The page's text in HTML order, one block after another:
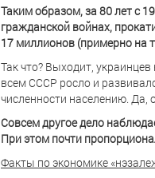
Таким образом, за 80 лет с
гражданской войнах,
17 миллионов (примерно на
Так что? Выходит,
всем СССР росло и
численности населению. Да,
Совсем другое дело
При этом почти
Факты по экономике